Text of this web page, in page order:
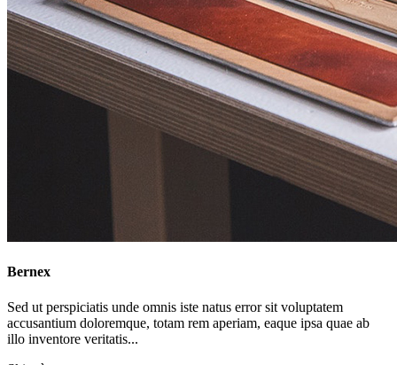
Bernex
Sed ut perspiciatis unde omnis iste natus error sit voluptatem
accusantium doloremque, totam rem aperiam, eaque ipsa quae ab
illo inventore veritatis...